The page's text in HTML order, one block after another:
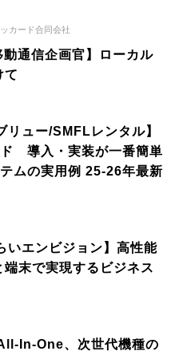
カード合同会社
動通信企画官】ローカル
て
リュー/SMFLレンタル】
導入・実装が一番簡単
ムの実用例 25-26年最新
いエンビジョン】高性能
末で実現するビジネス
In-One、次世代機種の